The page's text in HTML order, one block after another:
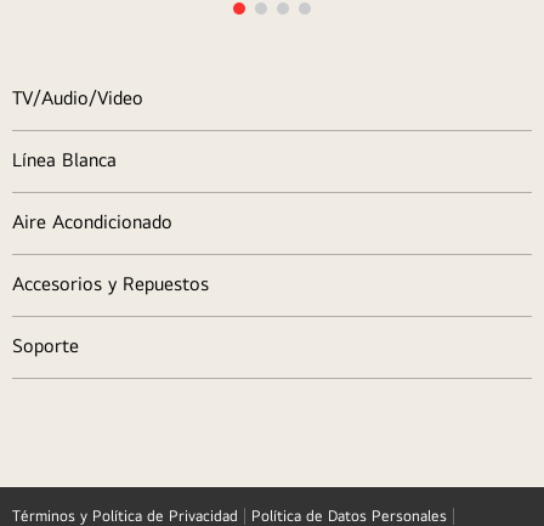
TV/Audio/Video
Línea Blanca
Aire Acondicionado
Accesorios y Repuestos
Soporte
Términos y Política de Privacidad Política de Datos Personales